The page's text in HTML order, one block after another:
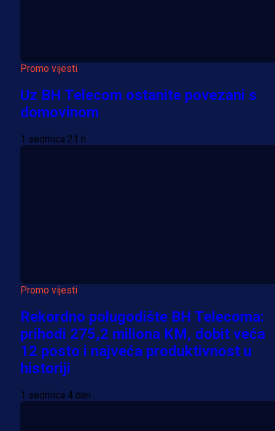
Promo vijesti
Uz BH Telecom ostanite povezani s
domovinom
1 sedmica 21 h
Promo vijesti
Rekordno polugodište BH Telecoma:
prihodi 275,2 miliona KM, dobit veća
12 posto i najveća produktivnost u
historiji
1 sedmica 4 dan